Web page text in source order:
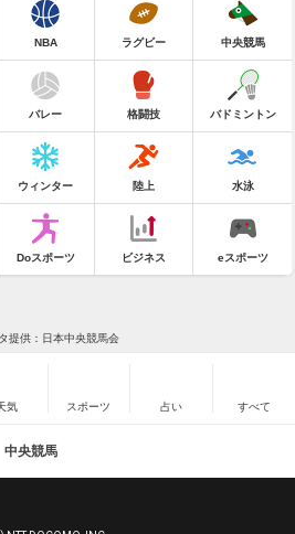
NBA ラグビー 中央競馬
バレー 格闘技 バドミントン
ウィンター 陸上 水泳
Doスポーツ ビジネス eスポーツ
提供：日本中央競馬会
気 スポーツ 占い すべて
中央競馬